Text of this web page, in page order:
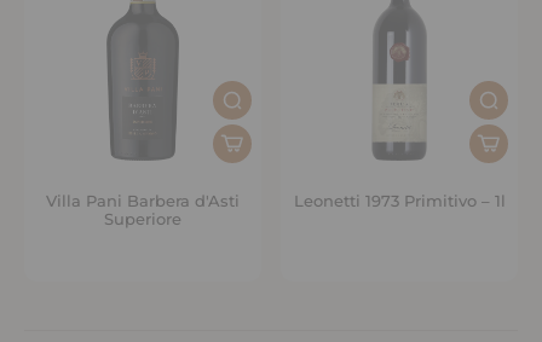
Villa Pani Barbera d'Asti
Superiore
Leonetti 1973 Primitivo – 1l